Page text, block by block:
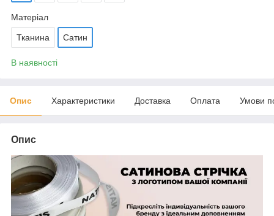
Матеріал
Тканина Сатин
В наявності
Опис Характеристики Доставка Оплата Умови
Опис